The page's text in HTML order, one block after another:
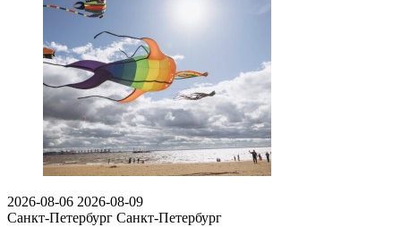
2026-08-06 2026-08-09
Санкт-Петербург Санкт-Петербург